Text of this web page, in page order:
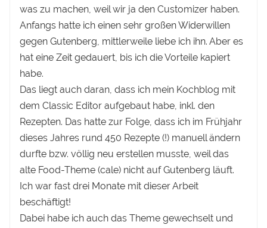
was zu machen, weil wir ja den Customizer haben.
Anfangs hatte ich einen sehr großen Widerwillen
gegen Gutenberg, mittlerweile liebe ich ihn. Aber es
hat eine Zeit gedauert, bis ich die Vorteile kapiert
habe.
Das liegt auch daran, dass ich mein Kochblog mit
dem Classic Editor aufgebaut habe, inkl. den
Rezepten. Das hatte zur Folge, dass ich im Frühjahr
dieses Jahres rund 450 Rezepte (!) manuell ändern
durfte bzw. völlig neu erstellen musste, weil das
alte Food-Theme (cale) nicht auf Gutenberg läuft.
Ich war fast drei Monate mit dieser Arbeit
beschäftigt!
Dabei habe ich auch das Theme gewechselt und